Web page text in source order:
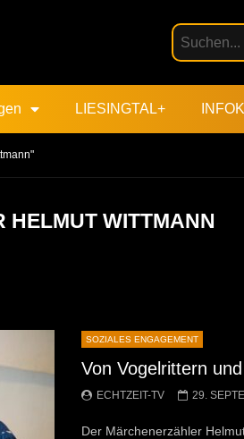
LIESINGTAL+
HELMUT WITTMANN
SOZIALES ENGAGEMENT
Von Vogelrittern
ECHTZEIT-TV 29.
Der Märchenerzähler